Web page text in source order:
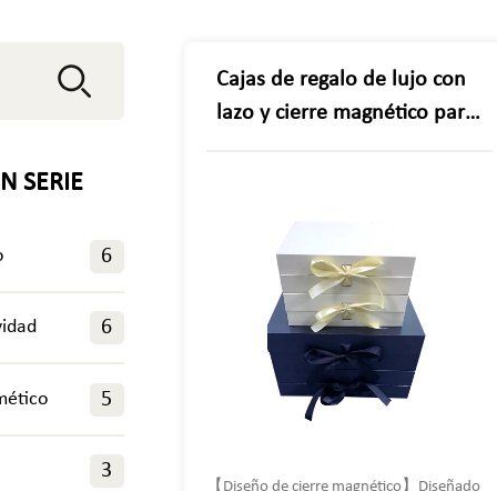
SERIE
6
6
5
3
Cajas de regalo de lujo con
lazo y cierre magnético para
【Diseño de cierre magnético】Diseñado